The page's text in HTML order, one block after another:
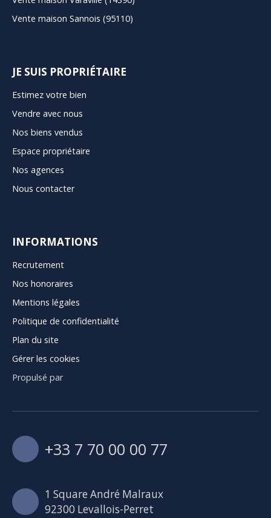
Vente maison Sannois (95110)
JE SUIS PROPRIÉTAIRE
Estimez votre bien
Vendre avec nous
Nos biens vendus
Espace propriétaire
Nos agences
Nous contacter
INFORMATIONS
Recrutement
Nos honoraires
Mentions légales
Politique de confidentialité
Plan du site
Gérer les cookies
Propulsé par
+33 7 70 00 00 77
1 Square André Malraux
92300 Levallois-Perret